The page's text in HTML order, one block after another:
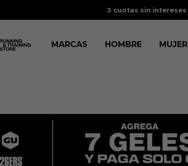
3 cuotas sin intereses
MARCAS HOMBRE MUJER